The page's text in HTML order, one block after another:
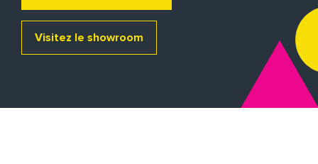
Visitez le showroom